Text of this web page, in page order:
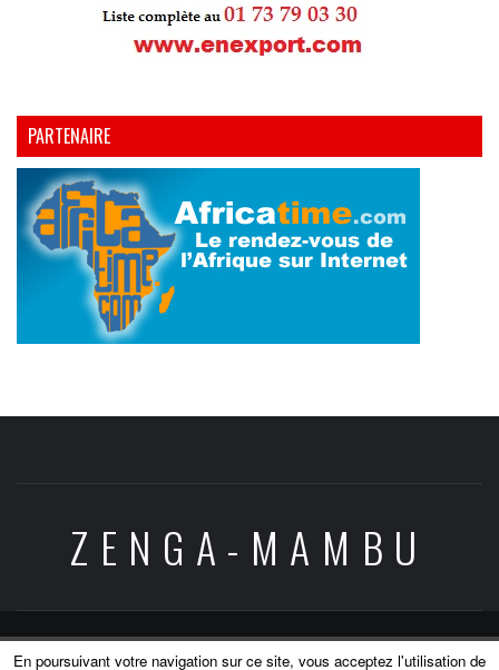
PARTENAIRE
ZENGA-MAMBU
Copyright © All rights reserved.|Theme:Elegant
En poursuivant votre navigation sur ce site, vous acceptez l'utilisation de